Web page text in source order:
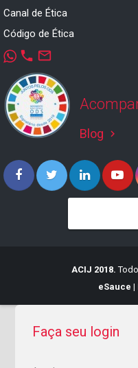
Canal de Ética
Código de Ética
phone mail_outline
Blog keyboard_arrow_right
ACIJ 2018.
eSauce
Faça seu login